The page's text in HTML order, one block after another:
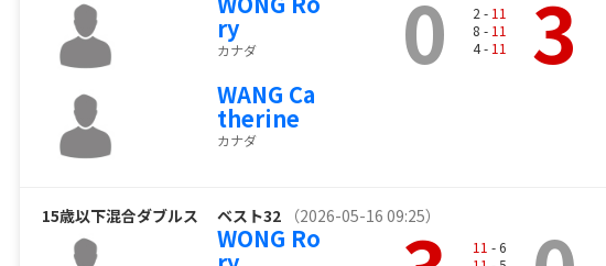
ry
カナダ
WANG Ca
therine
カナダ
0 2 - 11
8 - 11
4 - 11 3
15歳以下混合ダブルス ベスト32 （2026-05-16 09:25）
WONG Ro 11 - 6